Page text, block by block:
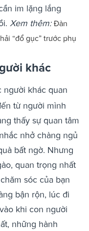
im lặng lắng
Xem thêm: Đàn
“đổ gục” trước phụ
khác
người khác quan
từ người mình
thấy sự quan tâm
nhở chàng ngủ
bất ngờ. Nhưng
quan trọng nhất
sóc của bạn
bận rộn, lúc đi
khi con người
những hành